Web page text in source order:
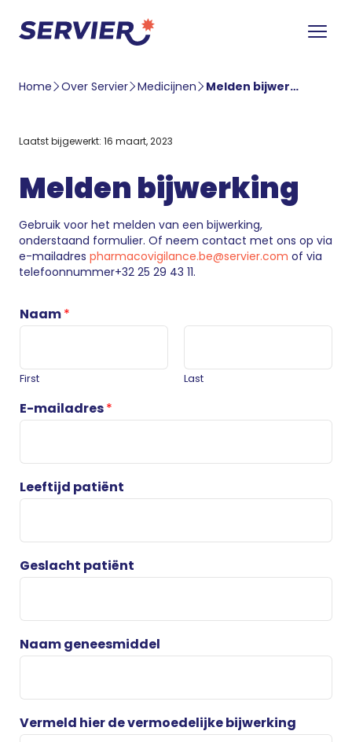
Home Over Servier Medicijnen Melden bijwerking
Laatst bijgewerkt: 16 maart, 2023
Melden bijwerking
Gebruik voor het melden van een bijwerking,
onderstaand formulier. Of neem contact met ons op via
e-mailadres pharmacovigilance.be@servier.com of via
telefoonnummer+32 25 29 43 11.
Naam*
First Last
E-mailadres*
Leeftijd patiënt
Geslacht patiënt
Naam geneesmiddel
Vermeld hier de vermoedelijke bijwerking